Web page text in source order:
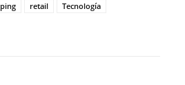
retail
Tecnología